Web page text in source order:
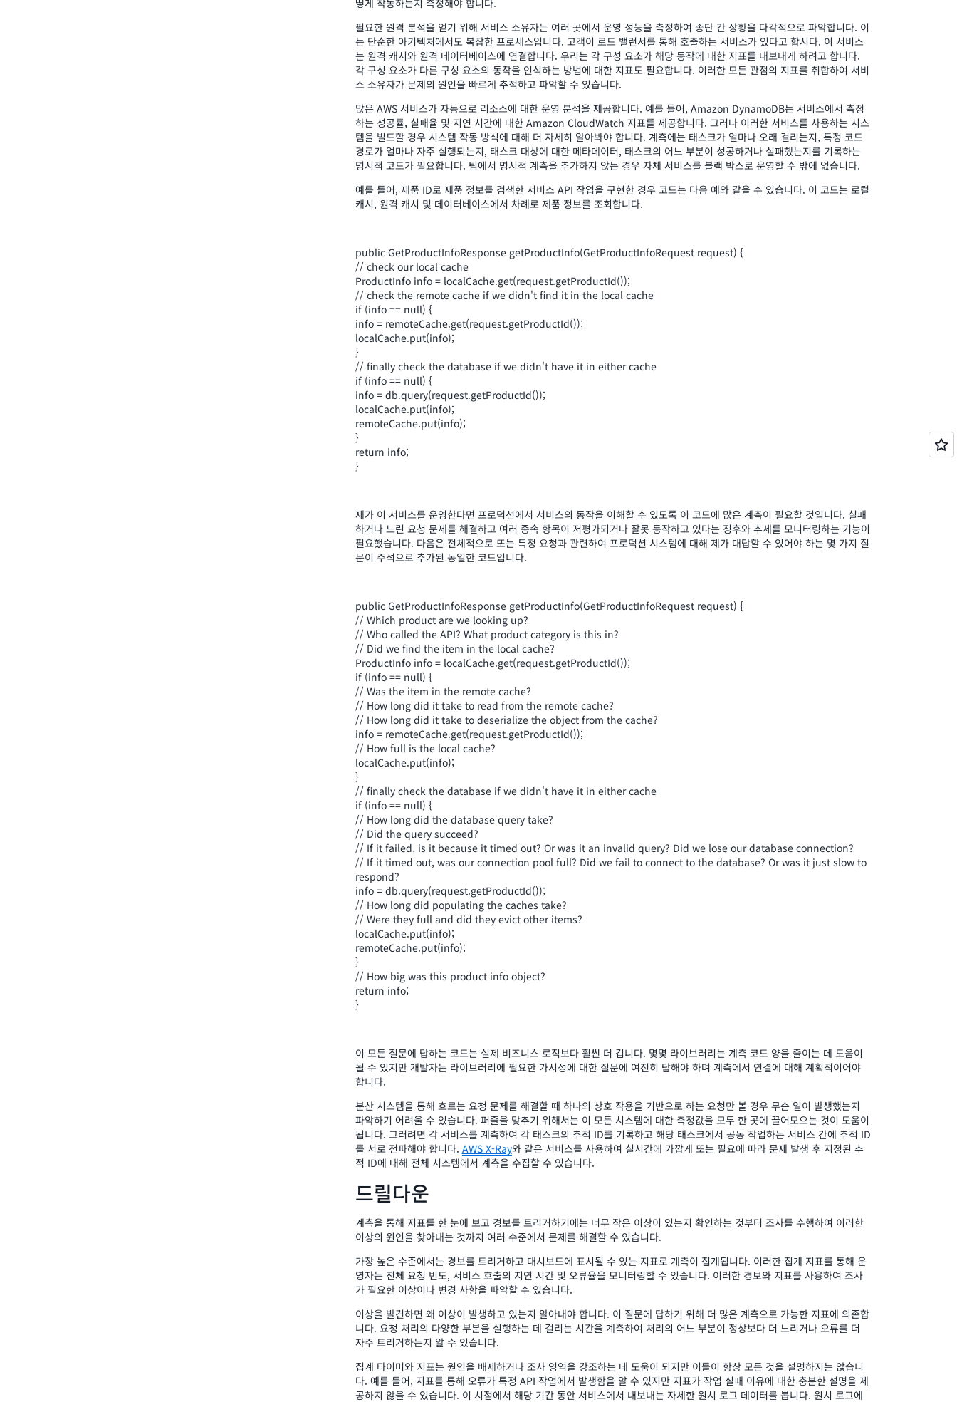
필요한 원격 분석을 얻기 위해 서비스 소유자는 여러 곳에서 운영 성능을 측정하여 종단 간 상황을 다각적으로 파악합니다. 이
는 단순한 아키텍처에서도 복잡한 프로세스입니다. 고객이 로드 밸런서를 통해 호출하는 서비스가 있다고 합시다. 이 서비스
는 원격 캐시와 원격 데이터베이스에 연결합니다. 우리는 각 구성 요소가 해당 동작에 대한 지표를 내보내게 하려고 합니다.
각 구성 요소가 다른 구성 요소의 동작을 인식하는 방법에 대한 지표도 필요합니다. 이러한 모든 관점의 지표를 취합하여 서비
스 소유자가 문제의 원인을 빠르게 추적하고 파악할 수 있습니다.
많은 AWS 서비스가 자동으로 리소스에 대한 운영 분석을 제공합니다. 예를 들어, Amazon DynamoDB는 서비스에서 측정
하는 성공률, 실패율 및 지연 시간에 대한 Amazon CloudWatch 지표를 제공합니다. 그러나 이러한 서비스를 사용하는 시스
템을 빌드할 경우 시스템 작동 방식에 대해 더 자세히 알아봐야 합니다. 계측에는 태스크가 얼마나 오래 걸리는지, 특정 코드
경로가 얼마나 자주 실행되는지, 태스크 대상에 대한 메타데이터, 태스크의 어느 부분이 성공하거나 실패했는지를 기록하는
명시적 코드가 필요합니다. 팀에서 명시적 계측을 추가하지 않는 경우 자체 서비스를 블랙 박스로 운영할 수 밖에 없습니다.
예를 들어, 제품 ID로 제품 정보를 검색한 서비스 API 작업을 구현한 경우 코드는 다음 예와 같을 수 있습니다. 이 코드는 로컬
캐시, 원격 캐시 및 데이터베이스에서 차례로 제품 정보를 조회합니다.
public GetProductInfoResponse getProductInfo(GetProductInfoRequest request) {
// check our local cache
ProductInfo info = localCache.get(request.getProductId());
// check the remote cache if we didn't find it in the local cache
if (info == null) {
info = remoteCache.get(request.getProductId());
localCache.put(info);
}
// finally check the database if we didn't have it in either cache
if (info == null) {
info = db.query(request.getProductId());
localCache.put(info);
remoteCache.put(info);
}
return info;
}
제가 이 서비스를 운영한다면 프로덕션에서 서비스의 동작을 이해할 수 있도록 이 코드에 많은 계측이 필요할 것입니다. 실패
하거나 느린 요청 문제를 해결하고 여러 종속 항목이 저평가되거나 잘못 동작하고 있다는 징후와 추세를 모니터링하는 기능이
필요했습니다. 다음은 전체적으로 또는 특정 요청과 관련하여 프로덕션 시스템에 대해 제가 대답할 수 있어야 하는 몇 가지 질
문이 주석으로 추가된 동일한 코드입니다.
public GetProductInfoResponse getProductInfo(GetProductInfoRequest request) {
// Which product are we looking up?
// Who called the API? What product category is this in?
// Did we find the item in the local cache?
ProductInfo info = localCache.get(request.getProductId());
if (info == null) {
// Was the item in the remote cache?
// How long did it take to read from the remote cache?
// How long did it take to deserialize the object from the cache?
info = remoteCache.get(request.getProductId());
// How full is the local cache?
localCache.put(info);
}
// finally check the database if we didn't have it in either cache
if (info == null) {
// How long did the database query take?
// Did the query succeed?
// If it failed, is it because it timed out? Or was it an invalid query? Did we lose our database connection?
// If it timed out, was our connection pool full? Did we fail to connect to the database? Or was it just slow to
respond?
info = db.query(request.getProductId());
// How long did populating the caches take?
// Were they full and did they evict other items?
localCache.put(info);
remoteCache.put(info);
}
// How big was this product info object?
return info;
}
이 모든 질문에 답하는 코드는 실제 비즈니스 로직보다 훨씬 더 깁니다. 몇몇 라이브러리는 계측 코드 양을 줄이는 데 도움이
될 수 있지만 개발자는 라이브러리에 필요한 가시성에 대한 질문에 여전히 답해야 하며 계측에서 연결에 대해 계획적이어야
합니다.
분산 시스템을 통해 흐르는 요청 문제를 해결할 때 하나의 상호 작용을 기반으로 하는 요청만 볼 경우 무슨 일이 발생했는지
파악하기 어려울 수 있습니다. 퍼즐을 맞추기 위해서는 이 모든 시스템에 대한 측정값을 모두 한 곳에 끌어모으는 것이 도움이
됩니다. 그러려면 각 서비스를 계측하여 각 태스크의 추적 ID를 기록하고 해당 태스크에서 공동 작업하는 서비스 간에 추적 ID
를 서로 전파해야 합니다. AWS X-Ray와 같은 서비스를 사용하여 실시간에 가깝게 또는 필요에 따라 문제 발생 후 지정된 추
적 ID에 대해 전체 시스템에서 계측을 수집할 수 있습니다.
드릴다운
계측을 통해 지표를 한 눈에 보고 경보를 트리거하기에는 너무 작은 이상이 있는지 확인하는 것부터 조사를 수행하여 이러한
이상의 윈인을 찾아내는 것까지 여러 수준에서 문제를 해결할 수 있습니다.
가장 높은 수준에서는 경보를 트리거하고 대시보드에 표시될 수 있는 지표로 계측이 집계됩니다. 이러한 집계 지표를 통해 운
영자는 전체 요청 빈도, 서비스 호출의 지연 시간 및 오류율을 모니터링할 수 있습니다. 이러한 경보와 지표를 사용하여 조사
가 필요한 이상이나 변경 사항을 파악할 수 있습니다.
이상을 발견하면 왜 이상이 발생하고 있는지 알아내야 합니다. 이 질문에 답하기 위해 더 많은 계측으로 가능한 지표에 의존합
니다. 요청 처리의 다양한 부분을 실행하는 데 걸리는 시간을 계측하여 처리의 어느 부분이 정상보다 더 느리거나 오류를 더
자주 트리거하는지 알 수 있습니다.
집계 타이머와 지표는 원인을 배제하거나 조사 영역을 강조하는 데 도움이 되지만 이들이 항상 모든 것을 설명하지는 않습니
다. 예를 들어, 지표를 통해 오류가 특정 API 작업에서 발생함을 알 수 있지만 지표가 작업 실패 이유에 대한 충분한 설명을 제
공하지 않을 수 있습니다. 이 시점에서 해당 기간 동안 서비스에서 내보내는 자세한 원시 로그 데이터를 봅니다. 원시 로그에